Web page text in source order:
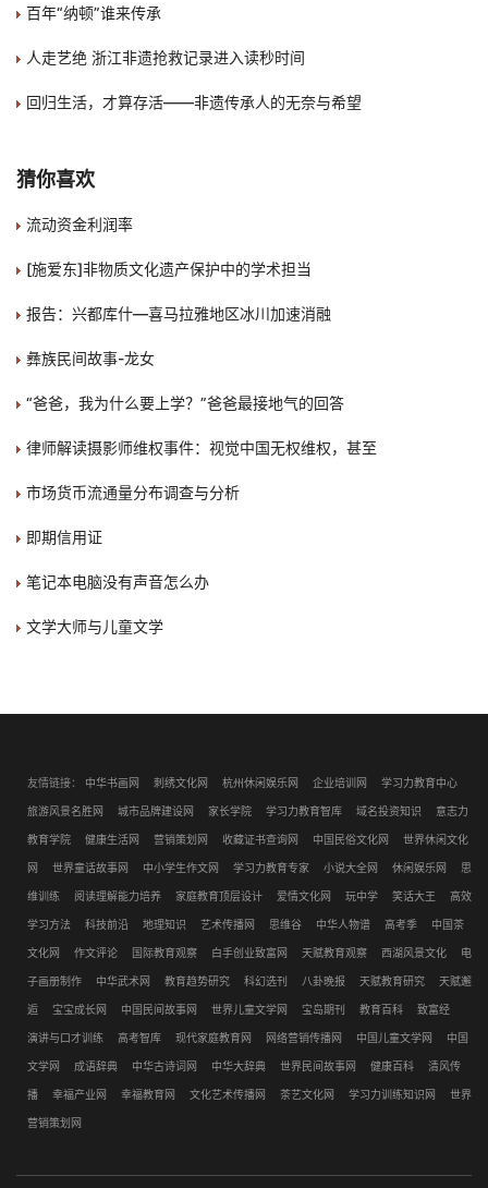
百年“纳顿”谁来传承
人走艺绝 浙江非遗抢救记录进入读秒时间
回归生活，才算存活——非遗传承人的无奈与希望
猜你喜欢
流动资金利润率
[施爱东]非物质文化遗产保护中的学术担当
报告：兴都库什—喜马拉雅地区冰川加速消融
彝族民间故事-龙女
“爸爸，我为什么要上学？”爸爸最接地气的回答
律师解读摄影师维权事件：视觉中国无权维权，甚至
市场货币流通量分布调查与分析
即期信用证
笔记本电脑没有声音怎么办
文学大师与儿童文学
友情链接： 中华书画网 刺绣文化网 杭州休闲娱乐网 企业培训网 学习力教育中心
旅游风景名胜网 城市品牌建设网 家长学院 学习力教育智库 域名投资知识 意志力
教育学院 健康生活网 营销策划网 收藏证书查询网 中国民俗文化网 世界休闲文化
网 世界童话故事网 中小学生作文网 学习力教育专家 小说大全网 休闲娱乐网 思
维训练 阅读理解能力培养 家庭教育顶层设计 爱情文化网 玩中学 笑话大王 高效
学习方法 科技前沿 地理知识 艺术传播网 思维谷 中华人物谱 高考季 中国茶
文化网 作文评论 国际教育观察 白手创业致富网 天赋教育观察 西湖风景文化 电
子画册制作 中华武术网 教育趋势研究 科幻选刊 八卦晚报 天赋教育研究 天赋邂
逅 宝宝成长网 中国民间故事网 世界儿童文学网 宝岛期刊 教育百科 致富经
演讲与口才训练 高考智库 现代家庭教育网 网络营销传播网 中国儿童文学网 中国
文学网 成语辞典 中华古诗词网 中华大辞典 世界民间故事网 健康百科 清风传
播 幸福产业网 幸福教育网 文化艺术传播网 茶艺文化网 学习力训练知识网 世界
营销策划网